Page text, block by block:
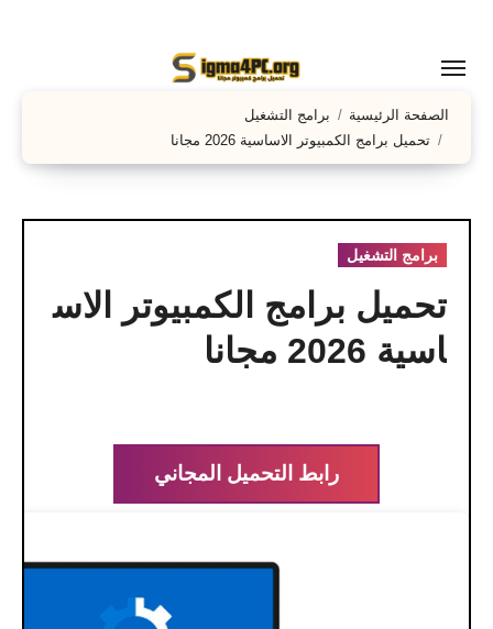
المحتوى
الصفحة الرئيسية
برامج التشغيل
تحميل برامج الكمبيوتر الاساسية 2026 مجانا
برامج التشغيل
تحميل برامج الكمبيوتر الاس
اسية 2026 مجانا
رابط التحميل المجاني